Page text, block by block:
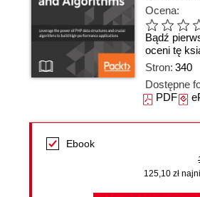
Ocena:
Bądź
oceni tę
Stron: 340
Dostępne
PDF
Ebook
125,10 zł